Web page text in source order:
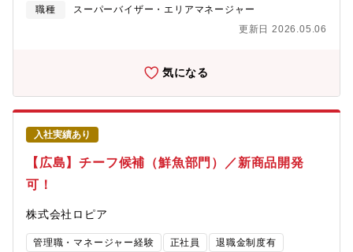
す。 【キャリアパス】実力・成果に応じて、早期にキャリア＆給
ープ会社役員なども目指せます。＜勤務地補足＞～多様な働き方
リア内限定勤務職種 c:転居を伴う異動なしのホーム限定職※上記
により年収の変動あり【魅力】「100％売場主導」を徹底してお
り、本部を介さず、チーフの裁量・意向で商品を買付け、仕入
れ、価格を決め、売場作り、商談、販促活動・社員採用・経営管
理等も担当していただきます。業界内でもトップクラスの経常利
益率5％を誇り、社員への報酬にも反映されています。【同社の今
後について】年々売上更新、店舗拡大している同社ですが、現在
国内125店舗（2025年5月現在）まで拡大しており、「2031年ま
でにグループ売上2兆円」という大きな目標を掲げております。飲
中。新店が増える中、続々と新しいポストが生まれており、今後
ご入社される方は、チーフにとどまらず、ご活躍いただけるチャ
ンスも豊富です！
職種
スーパーバイザー・エリアマネージャー
更新日 2026.05.06
気になる
入社実績あり
【広島】チーフ候補（鮮魚部門）／新商品開発
可！
株式会社ロピア
管理職・マネージャー経験 正社員 退職金制度有